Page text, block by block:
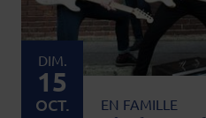
EN FAMILLE
DIM.
15
OCT.